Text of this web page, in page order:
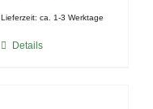
Lieferzeit:ca. 1-3 Werktage
Details